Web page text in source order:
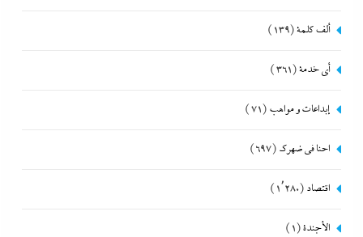
ألف كلمة(139)
أي خدمة(361)
إبداعات و مواهب (71)
احنا في ضهرك (697)
اقتصاد (1٬280)
الأجندة(1)